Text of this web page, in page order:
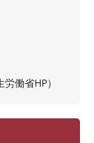
働省HP）